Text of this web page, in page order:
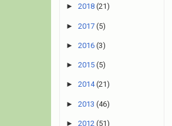
► 2018 (21)
► 2017 (5)
► 2016 (3)
► 2015 (5)
► 2014 (21)
► 2013 (46)
► 2012 (51)